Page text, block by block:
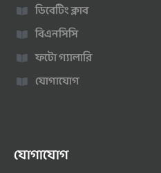
ডিবেটিং ক্লাব
বিএনসিসি
ফটো গ্যালারি
যোগাযোগ
যোগাযোগ